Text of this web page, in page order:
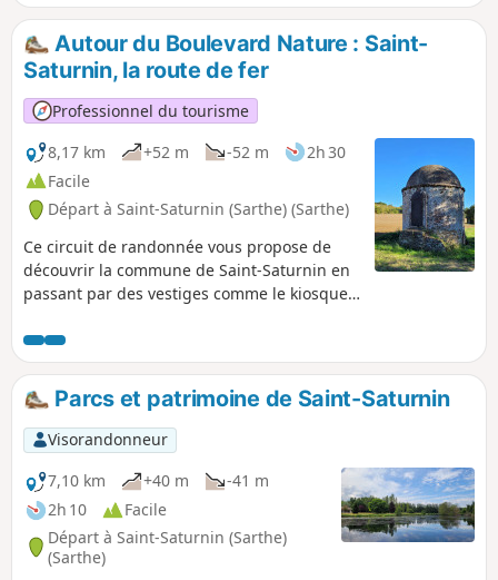
Autour du Boulevard Nature : Saint-
Saturnin, la route de fer
Professionnel du tourisme
8,17 km
+52 m -52 m
2h 30
Facile
Départ à Saint-Saturnin (Sarthe) (Sarthe)
Ce circuit de randonnée vous propose de
découvrir la commune de Saint-Saturnin en
passant par des vestiges comme le kiosque
circuit est accessible aux piétons et VTT.
Parcs et patrimoine de Saint-Saturnin
Visorandonneur
7,10 km
+40 m
-41 m
2h 10
Facile
Départ à Saint-Saturnin (Sarthe)
(Sarthe)